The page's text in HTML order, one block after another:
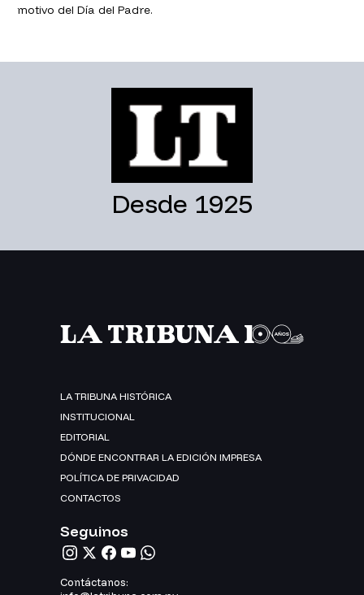
motivo del Día del Padre.
Desde 1925
LA TRIBUNA HISTÓRICA
INSTITUCIONAL
EDITORIAL
DÓNDE ENCONTRAR LA EDICIÓN IMPRESA
POLÍTICA DE PRIVACIDAD
CONTACTOS
Seguinos
Contáctanos: